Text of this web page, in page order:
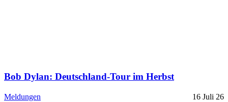
Bob Dylan: Deutschland-Tour im Herbst
Meldungen 16 Juli 26